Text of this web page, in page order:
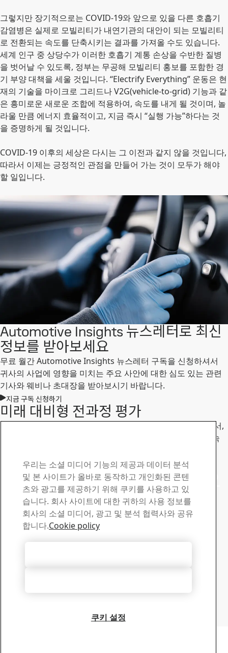
그렇지만 장기적으로는 COVID-19와 앞으로 있을 다른 호흡기
감염병은 실제로 모빌리티가 내연기관의 대안이 되는 모빌리티
로 전환되는 속도를 단축시키는 결과를 가져올 수도 있습니다.
세계 인구 중 상당수가 이러한 호흡기 계통 손상을 수반한 질병
을 벗어날 수 있도록, 정부는 무공해 모빌리티 홍보를 포함한 경
기 부양 대책을 세울 것입니다. “Electrify Everything” 운동은 현
재의 기술을 마이크로 그리드나 V2G(vehicle-to-grid) 기능과 같
은 흥미로운 새로운 조합에 적용하여, 속도를 내게 될 것이며, 놀
라울 만큼 에너지 효율적이고, 지금 즉시 “실행 가능”하다는 것
을 증명하게 될 것입니다.
COVID-19 이후의 세상은 다시는 그 이전과 같지 않을 것입니다,
따라서 이제는 긍정적인 관점을 만들어 가는 것이 모두가 해야
할 일입니다.
Automotive Insights 뉴스레터로 최신
정보를 받아보세요
무료 월간 Automotive Insights 뉴스레터 구독을 신청하셔서
귀사의 사업에 영향을 미치는 주요 사안에 대한 심도 있는 관련
기사와 웨비나 초대장을 받아보시기 바랍니다.
지금 구독 신청하기
미래 대비형 전과정 평가
당사는 자동차용 초고장력강 생산에서 탈탄소화를 실행하면서,
자동차 전과정 평가를 통해 당사의 미래 대비형 공정들을 계속
SSAB Docol 연락처
질문이나 문의 사항이 있으
시면 연락 주십시오
다운로드 센터
기술 지원
우리는 소셜 미디어 기능의 제공과 데이터 분석
및 본 사이트가 올바로 동작하고 개인화된 콘텐
츠와 광고를 제공하기 위해 쿠키를 사용하고 있
습니다. 회사 사이트에 대한 귀하의 사용 정보를
회사의 소셜 미디어, 광고 및 분석 협력사와 공유
합니다.Cookie policy
쿠키 설정